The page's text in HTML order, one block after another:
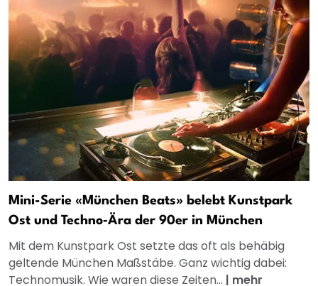
Mini-Serie «München Beats» belebt Kunstpark
Ost und Techno‑Ära der 90er in München
Mit dem Kunstpark Ost setzte das oft als behäbig
geltende München Maßstäbe. Ganz wichtig dabei:
Technomusik. Wie waren diese Zeiten... | mehr